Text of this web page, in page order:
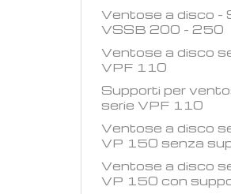
Ventose a disco -
VSSB 200 - 250
Ventose a disco
VPF 110
Supporti per
serie VPF 110
Ventose a disco
VP 150 senza
Ventose a disco
VP 150 con